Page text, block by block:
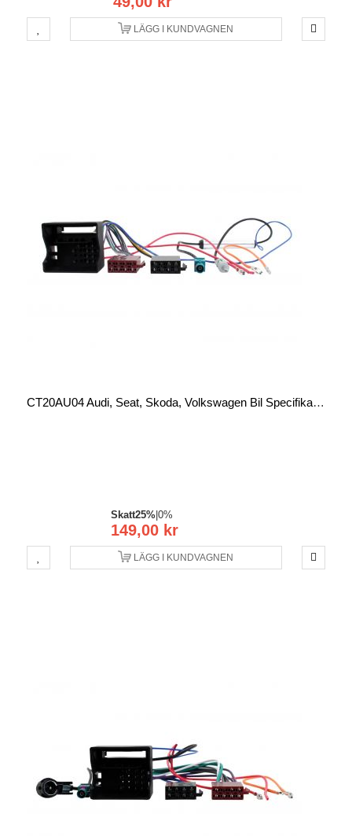
LÄGG I KUNDVAGNEN
CT20AU04 Audi, Seat, Skoda, Volkswagen Bil Specifika Kablage - ISO
149,00 kr
Skatt25%| 0%
LÄGG I KUNDVAGNEN